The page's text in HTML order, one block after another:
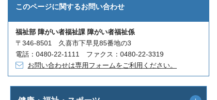
このページに関するお問い合わせ
福祉部 障がい者福祉課 障がい者福祉係
〒346-8501 久喜市下早見85番地の3
電話：0480-22-1111 ファクス：0480-22-3319
お問い合わせは専用フォームをご利用ください。